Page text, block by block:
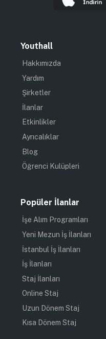
Youthall
Hakkımızda
Yardım
Şirketler
İlanlar
Etkinlikler
Ayrıcalıklar
Blog
Öğrenci Kulüpleri
Popüler İlanlar
İşe Alım Programları
Yeni Mezun İş İlanları
İstanbul İş İlanları
İş İlanları
Staj İlanları
Online Staj
Uzun Dönem Staj
Kısa Dönem Staj